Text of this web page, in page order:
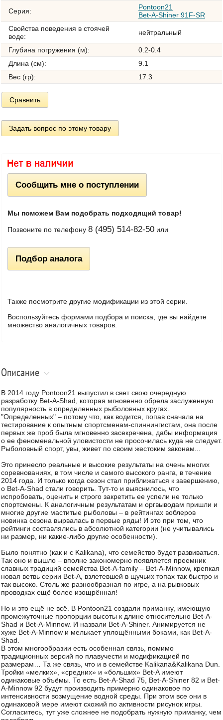
Серия:
Pontoon21
Bet-A-Shiner 91F-SR
Свойства поведения в стоячей
воде:
нейтральный
Глубина погружения (м):
0.2-0.4
Длина (см):
9.1
Вес (гр):
17.3
Сравнить
Задать вопрос по этому товару
Сообщить мне о поступлении
Мы поможем Вам подобрать подходящий товар!
Позвоните по телефону 8 (495) 514-82-50 или
Подбор аналога
Также посмотрите другие модификации из этой серии.
Воспользуйтесь формами подбора и поиска, где вы найдете
множество аналогичных товаров.
Описание
В 2014 году Pontoon21 выпустил в свет свою очередную
разработку Bet-A-Shad, которая мгновенно обрела заслуженную
популярность в определенных рыболовных кругах.
"Определенных" – потому что, как водится, попав сначала на
тестирование к опытным спортсменам-спиннингистам, она после
первых же проб была мгновенно засекречена, дабы информация
о ее феноменальной уловистости не просочилась куда не следует.
Рыболовный спорт, увы, живет по своим жестоким законам...
Это принесло реальные и высокие результаты на очень многих
соревнованиях, в том числе и самого высокого ранга, в течение
2014 года. И только когда сезон стал приближаться к завершению,
о Bet-A-Shad стали говорить. Тут-то и выяснилось, что
испробовать, оценить и строго закретить ее успели не только
спортсмены. К аналогичным результатам и оргвыводам пришли и
многие другие маститые рыболовы – в рейтингах воблеров
новинка сезона вырвалась в первые ряды! И это при том, что
рейтинги составлялись в абсолютной категории (не учитывались
ни размер, ни какие-либо другие особенности).
Было понятно (как и с Kalikana), что семейство будет развиваться.
Так оно и вышло – вполне закономерно появляется преемник
славных традиций семейства Bet-A-family – Bet-A-Minnow, крепкая
новая ветвь серии Bet-A, взлетевшей в щучьих топах так быстро и
так высоко. Столь же разнообразная по игре, а на рывковых
проводках ещё более изощрённая!
Но и это ещё не всё. В Pontoon21 создали приманку, имеющую
промежуточные пропорции высоты к длине относительно Bet-A-
Shad и Bet-A-Minnow. И назвали Bet-A-Shiner. Анимируется не
хуже Bet-A-Minnow и мелькает уплощёнными боками, как Bet-A-
Shad.
В этом многообразии есть особенная связь, помимо
традиционных версий по плавучести и модификацией по
размерам… Та же связь, что и в семействе Kalikana&Kalikana Dun.
Тройки «мелких», «средних» и «больших» Bet-A имеют
одинаковые объёмы. То есть Bet-A-Shad 75, Bet-A-Shiner 82 и Bet-
A-Minnow 92 будут производить примерно одинаковое по
интенсивности возмущение водной среды. При этом все они в
одинаковой мере имеют схожий по активности рисунок игры.
Согласитесь, тут уже сложнее не подобрать нужную приманку, чем